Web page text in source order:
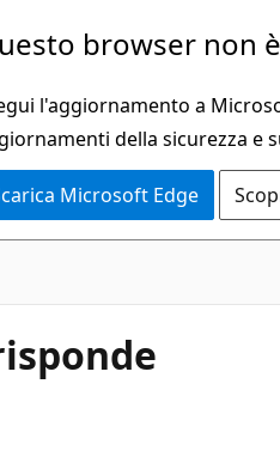
browser non
l'aggiornamento a
della sicurezza e
Microsoft Edge